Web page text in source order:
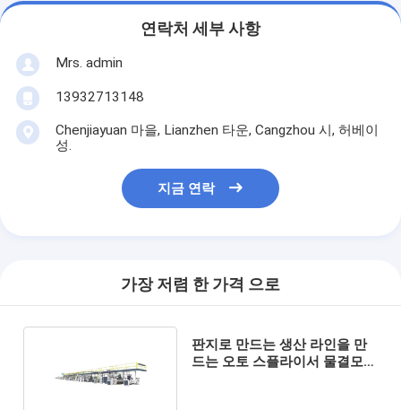
연락처 세부 사항
Mrs. admin
13932713148
Chenjiayuan 마을, Lianzhen 타운, Cangzhou 시, 허베이
성.
지금 연락
가장 저렴 한 가격 으로
판지로 만드는 생산 라인을 만
드는 오토 스플라이서 물결모양